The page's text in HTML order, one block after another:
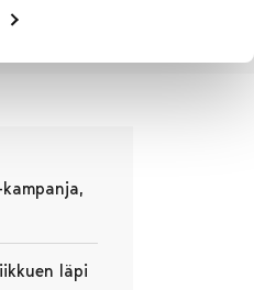
välilehdessä
läpi